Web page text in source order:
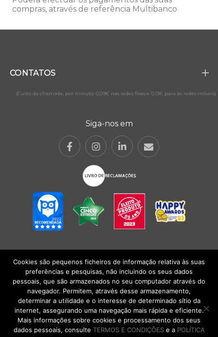
compras, através de referência Multibanco
CONTATOS
(Custo da chamada, por minuto: 0,09€ nas redes fixas e 0,13€ para as redes móveis)
Siga-nos em
POLÍTICA DE PRIVACIDADE|TERMOS E CONDIÇÕESlCONDIÇÕES
GERAIS DE VENDA| Alberto Oculista, SA 2026. Todos os direitos reservados.
Cookies são pequenos ficheiros de informação relativa às suas
preferências e pesquisas, não incluindo os seus dados
pessoais, que são armazenados no seu computador através do
navegador. Permitem, através desse armazenamento,
determinar a utilidade e o interesse de determinado sítio da
internet, assegurando uma navegação mais rápida e eficiente.
Mais informações sobre cookies e processamento dos seus
dados pessoais, consulte TERMOS E CONDIÇÕESe a POLÍTICA